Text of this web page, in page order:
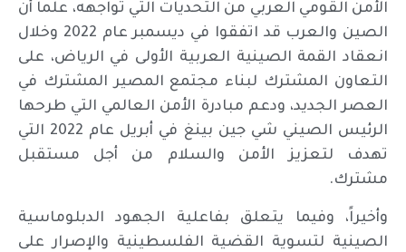
الأمن القومي العربي من التحديات التي تواجهه، علماً أن
الصين والعرب قد اتفقوا في ديسمبر عام 2022 وخلال
انعقاد القمة الصينية العربية الأولى في الرياض، على
التعاون المشترك لبناء مجتمع المصير المشترك في
العصر الجديد، ودعم مبادرة الأمن العالمي التي طرحها
الرئيس الصيني شي جين بينغ في أبريل عام 2022 التي
تهدف لتعزيز الأمن والسلام من أجل مستقبل
مشترك.
وأخيراً، وفيما يتعلق بفاعلية الجهود الدبلوماسية
الصينية لتسوية القضية الفلسطينية والإصرار على